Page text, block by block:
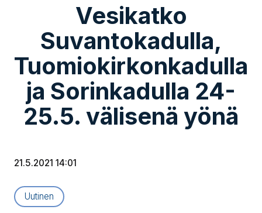
Vesikatko
Suvantokadulla,
Tuomiokirkonkadulla
ja Sorinkadulla 24-
25.5. välisenä yönä
21.5.2021 14:01
Artikkelityyppi:
Uutinen